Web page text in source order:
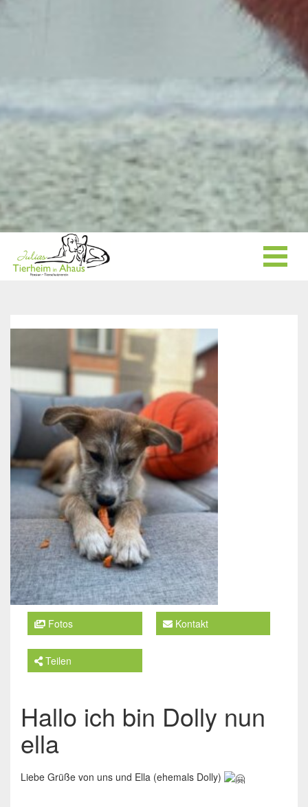
Fotos Kontakt
Teilen
Hallo ich bin Dolly nun
ella
Liebe Grüße von uns und Ella (ehemals Dolly)